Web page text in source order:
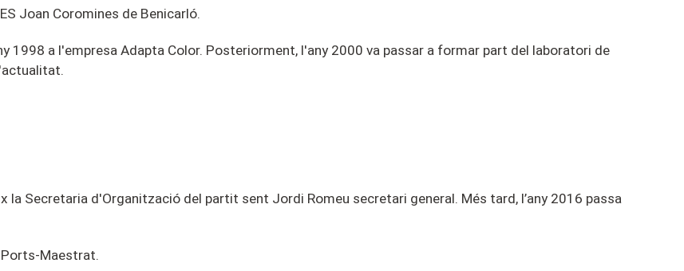
Joan Coromines de Benicarló.
1998 a l'empresa Adapta Color. Posteriorment, l'any 2000 va passar a formar part del laboratori de
la Secretaria d'Organització del partit sent Jordi Romeu secretari general. Més tard, l’any 2016 passa
Maestrat.